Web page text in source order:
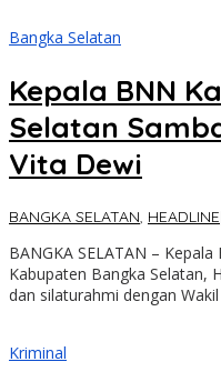
Bangka Selatan
Kepala BNN
Selatan
Vita Dewi
BANGKA SELATAN, HEADLINE
BANGKA SELATAN –
Kabupaten Bangka Selatan,
dan silaturahmi dengan
Kriminal